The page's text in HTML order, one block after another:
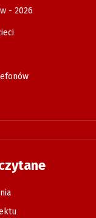
- 2026